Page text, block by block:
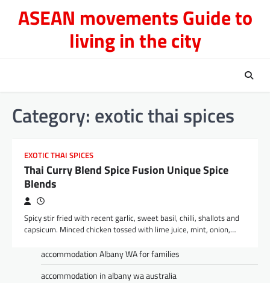
ASEAN movements Guide to
living in the city
Category: exotic thai spices
EXOTIC THAI SPICES
Thai Curry Blend Spice Fusion Unique Spice
Blends
Spicy stir fried with recent garlic, sweet basil, chilli, shallots and
capsicum. Minced chicken tossed with lime juice, mint, onion,…
accommodation Albany WA for families
accommodation in albany wa australia